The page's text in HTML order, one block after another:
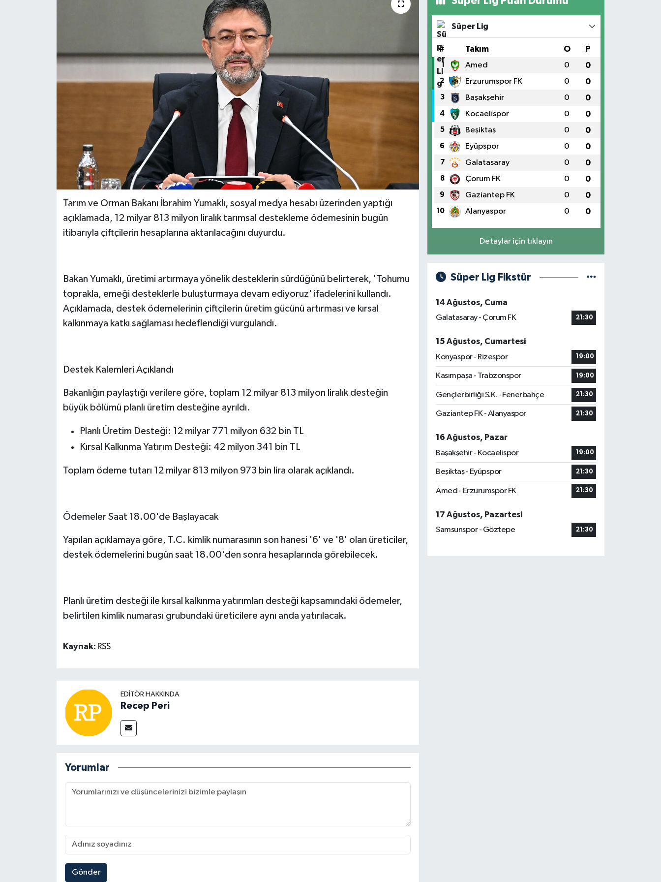
Tarım ve Orman Bakanı İbrahim Yumaklı, sosyal medya hesabı üzerinden yaptığı
açıklamada, 12 milyar 813 milyon liralık tarımsal destekleme ödemesinin bugün
itibarıyla çiftçilerin hesaplarına aktarılacağını duyurdu.
Bakan Yumaklı, üretimi artırmaya yönelik desteklerin sürdüğünü belirterek, 'Tohumu
toprakla, emeği desteklerle buluşturmaya devam ediyoruz' ifadelerini kullandı.
Açıklamada, destek ödemelerinin çiftçilerin üretim gücünü artırması ve kırsal
kalkınmaya katkı sağlaması hedeflendiği vurgulandı.
Destek Kalemleri Açıklandı
Bakanlığın paylaştığı verilere göre, toplam 12 milyar 813 milyon liralık desteğin
büyük bölümü planlı üretim desteğine ayrıldı.
Planlı Üretim Desteği: 12 milyar 771 milyon 632 bin TL
Kırsal Kalkınma Yatırım Desteği: 42 milyon 341 bin TL
Toplam ödeme tutarı 12 milyar 813 milyon 973 bin lira olarak açıklandı.
Ödemeler Saat 18.00'de Başlayacak
Yapılan açıklamaya göre, T.C. kimlik numarasının son hanesi '6' ve '8' olan üreticiler,
destek ödemelerini bugün saat 18.00'den sonra hesaplarında görebilecek.
Planlı üretim desteği ile kırsal kalkınma yatırımları desteği kapsamındaki ödemeler,
belirtilen kimlik numarası grubundaki üreticilere aynı anda yatırılacak.
Kaynak: RSS
EDITÖR HAKKINDA
Recep Peri
Yorumlar
Gönder
Süper Lig
# Takım O P
1 Amed 0 0
2 Erzurumspor FK 0 0
3 Başakşehir 0 0
4 Kocaelispor 0 0
5 Beşiktaş 0 0
6 Eyüpspor 0 0
7 Galatasaray 0 0
8 Çorum FK 0 0
9 Gaziantep FK 0 0
10 Alanyaspor 0 0
Detaylar için tıklayın
Süper Lig Fikstür
14 Ağustos, Cuma
Galatasaray - Çorum FK
21:30
15 Ağustos, Cumartesi
Konyaspor - Rizespor
19:00
Kasımpaşa - Trabzonspor 19:00
Gençlerbirliği S.K. - Fenerbahçe 21:30
Gaziantep FK - Alanyaspor 21:30
16 Ağustos, Pazar
Başakşehir - Kocaelispor
19:00
Beşiktaş - Eyüpspor 21:30
Amed - Erzurumspor FK 21:30
17 Ağustos, Pazartesi
Samsunspor - Göztepe
21:30